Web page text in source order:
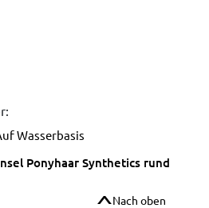
Wasserbasis
Ponyhaar Synthetics rund
Nach oben